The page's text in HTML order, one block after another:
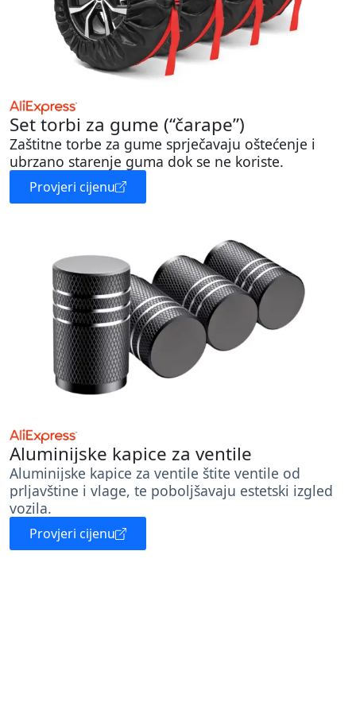
Set torbi za gume (“čarape”)
Zaštitne torbe za gume sprječavaju oštećenje i
ubrzano starenje guma dok se ne koriste.
Provjeri cijenu
Aluminijske kapice za ventile
Aluminijske kapice za ventile štite ventile od
prljavštine i vlage, te poboljšavaju estetski izgled
vozila.
Provjeri cijenu